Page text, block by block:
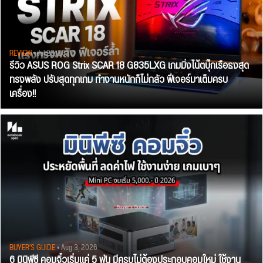
REVIEW• Jul 28, 2026
รีวิว ASUS ROG Strix SCAR 18 G835LXG เกมมิ่งโน้ตบุ๊กเรือธงสุด
ทรงพลัง ปรับสุดทุกเกม ทำงานหนักก็ไม่กลัว ฟีเจอร์มาเต็มครบ
เครื่อง!!
BUYER'S GUIDE• Aug 3, 2026